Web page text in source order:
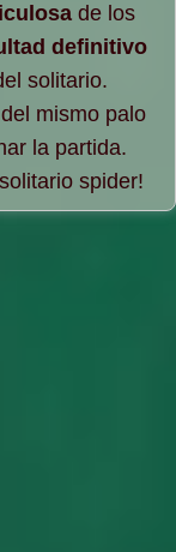
de los
definitivo
solitario.
del mismo palo
la partida.
spider!